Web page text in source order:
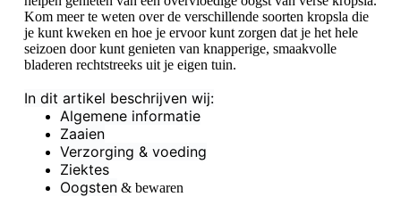
Kom meer te weten over de verschillende soorten kropsla die
je kunt kweken en hoe je ervoor kunt zorgen dat je het hele
seizoen door kunt genieten van knapperige, smaakvolle
bladeren rechtstreeks uit je eigen tuin.
In dit artikel beschrijven wij:
Algemene informatie
Zaaien
Verzorging & voeding
Ziektes
Oogsten& bewaren